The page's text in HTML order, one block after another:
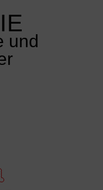
und